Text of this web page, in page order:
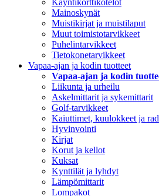
Käyntikorttikotelot
Mainoskynät
Muistikirjat ja muistilaput
Muut toimistotarvikkeet
Puhelintarvikkeet
Tietokonetarvikkeet
Vapaa-ajan ja kodin tuotteet
Vapaa-ajan ja kodin
Liikunta ja urheilu
Askelmittarit ja sykemittarit
Golf-tarvikkeet
Kaiuttimet, kuulokkeet ja
Hyvinvointi
Kirjat
Korut ja kellot
Kuksat
Kynttilät ja lyhdyt
Lämpömittarit
Lompakot